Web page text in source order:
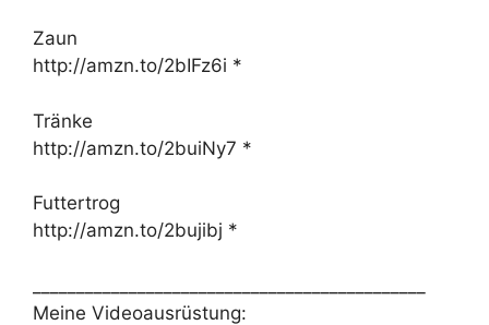
Zaun
http://amzn.to/2bIFz6i *
Tränke
http://amzn.to/2buiNy7 *
Futtertrog
http://amzn.to/2bujibj *
Meine Videoausrüstung: